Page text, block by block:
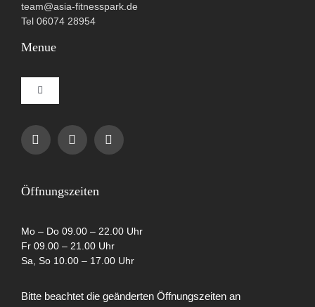
team@asia-fitnesspark.de
Tel 06074 28954
Menue
Toggle
Navigation
Impressum
Cookie-Richtlinie (EU)
Öffnungszeiten
Mo – Do 09.00 – 22.00 Uhr
Fr 09.00 – 21.00 Uhr
Sa, So 10.00 – 17.00 Uhr
Bitte beachtet die geänderten Öffnungszeiten an